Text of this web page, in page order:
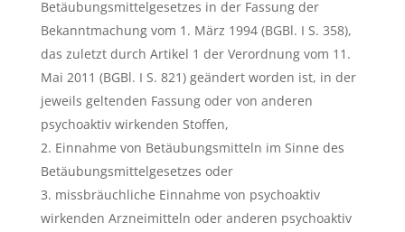
Betäubungsmittelgesetzes in der Fassung der
Bekanntmachung vom 1. März 1994 (BGBl. I S. 358),
das zuletzt durch Artikel 1 der Verordnung vom 11.
Mai 2011 (BGBl. I S. 821) geändert worden ist, in der
jeweils geltenden Fassung oder von anderen
psychoaktiv wirkenden Stoffen,
Einnahme von Betäubungsmitteln im Sinne des
Betäubungsmittelgesetzes oder
missbräuchliche Einnahme von psychoaktiv
wirkenden Arzneimitteln oder anderen psychoaktiv